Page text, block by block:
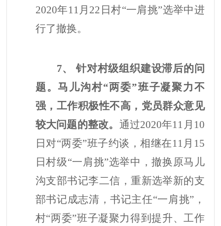
2020年11月22日村“一肩挑”选举中进
行了撤换。
7、 针对村级组织建设滞后的问
题。 马儿沟村“两委”班子凝聚力不
强，工作积极性不高，党员群众意见
较大问题的整改。 通过2020年11月10
日对“两委”班子约谈，相继在11月15
日村级“一肩挑”选举中，撤换原马儿
沟支部书记李二信，重新选举新的支
部书记成志清，书记主任“一肩挑”，
村“两委”班子凝聚力得到提升、 工作